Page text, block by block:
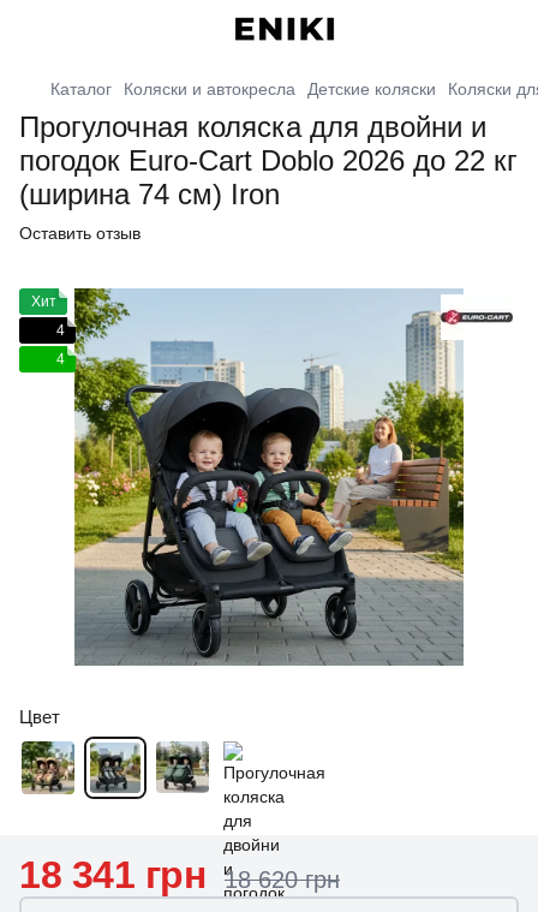
Каталог Коляски и автокресла Детские коляски Коляски
Прогулочная коляска для двойни и
погодок Euro-Cart Doblo 2026 до 22 кг
(ширина 74 см) Iron
Оставить отзыв
Хит
4
4
Цвет
18 341 грн 18 620 грн